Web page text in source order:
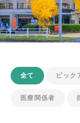
全て ピック
医療関係者